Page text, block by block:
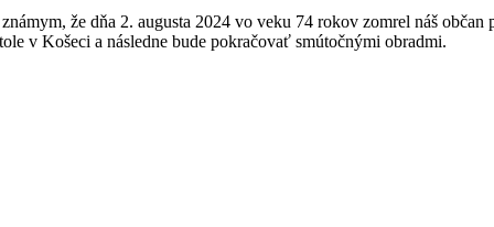
že dňa 2. augusta 2024 vo veku 74 rokov zomrel náš občan
v Košeci a následne bude pokračovať smútočnými obradmi.